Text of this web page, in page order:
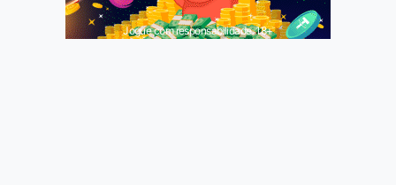
Jogue com responsabilidade. 18+